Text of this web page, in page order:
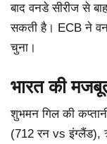
बाद वनडे सीरीज से
सकती है। ECB ने
चुना।
भारत की
शुभमन गिल की
(712 रन vs इंग्लैंड),